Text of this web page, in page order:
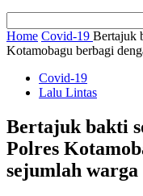
Home Covid-19 Bertajuk
Kotamobagu berbagi
Covid-19
Lalu Lintas
Bertajuk bakti
Polres
sejumlah